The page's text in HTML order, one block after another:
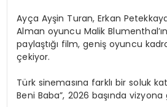
Ayça Ayşin Turan, Erkan
Alman oyuncu Malik
paylaştığı film, geniş oyuncu
çekiyor.
Türk sinemasına farklı bir soluk
Beni Baba”, 2026 başında vizyona